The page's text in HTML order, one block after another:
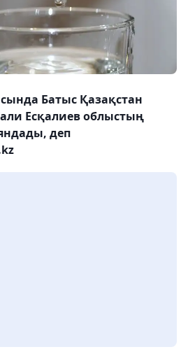
Батыс Қазақстан
Есқалиев облыстың
деп